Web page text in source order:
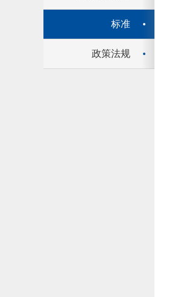
标准
政策法规